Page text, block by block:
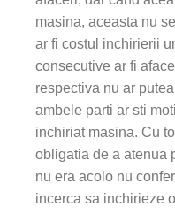
masina, aceasta nu
ar fi costul inchirierii
consecutive ar fi
respectiva nu ar
ambele parti ar sti
inchiriat masina. Cu
obligatia de a atenua
nu era acolo nu
incerca sa inchirieze